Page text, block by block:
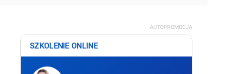
AUTOPROMOCJA
SZKOLENIE ONLINE